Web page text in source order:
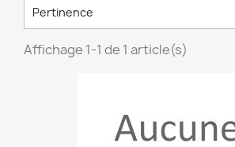
Pertinence
Affichage 1-1 de 1 article(s)